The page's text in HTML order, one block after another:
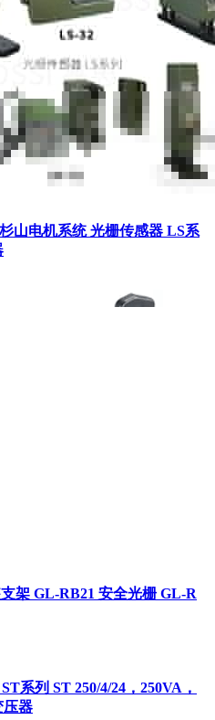
山电机系统 光栅传感器 LS系
架 GL-RB21 安全光栅 GL-R
系列 ST 250/4/24，250VA，
压器